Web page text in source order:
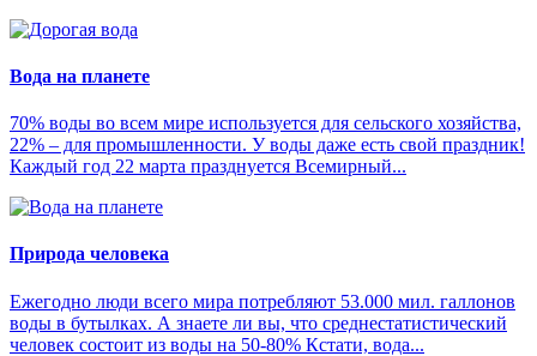
Вода на планете
70% воды во всем мире используется для сельского хозяйства,
22% – для промышленности. У воды даже есть свой праздник!
Каждый год 22 марта празднуется Всемирный...
Природа человека
Ежегодно люди всего мира потребляют 53.000 мил. галлонов
воды в бутылках. А знаете ли вы, что среднестатистический
человек состоит из воды на 50-80% Кстати, вода...